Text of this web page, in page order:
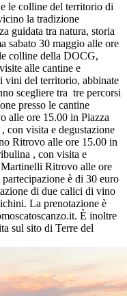
le colline del territorio di
la tradizione
guidata tra natura, storia
sabato 30 maggio alle ore
colline della DOCG,
alle cantine e
vini del territorio, abbinate
scegliere tra tre percorsi
presso le cantine
alle ore 15.00 in Piazza
con visita e degustazione
Ritrovo alle ore 15.00 in
, con visita e
Martinelli Ritrovo alle ore
è di 30 euro
di due calici di vino
La prenotazione è
È inoltre
sul sito di Terre del